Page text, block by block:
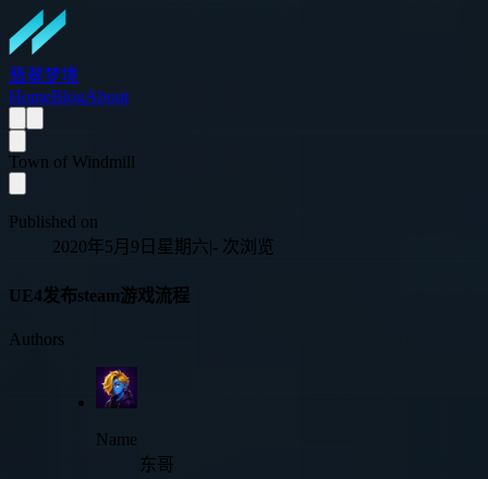
翡翠梦境
HomeBlogAbout
Town of Windmill
Published on
2020年5月9日星期六|- 次浏览
UE4发布steam游戏流程
Authors
Name
东哥